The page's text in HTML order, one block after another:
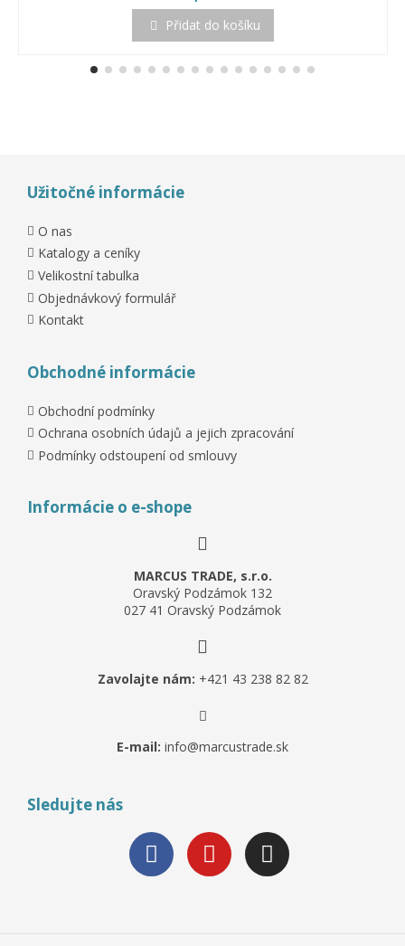
Přidat do košíku
Užitočné informácie
O nas
Katalogy a ceníky
Velikostní tabulka
Objednávkový formulář
Kontakt
Obchodné informácie
Obchodní podmínky
Ochrana osobních údajů a jejich zpracování
Podmínky odstoupení od smlouvy
Informácie o e-shope
MARCUS TRADE, s.r.o.
Oravský Podzámok 132
027 41 Oravský Podzámok
Zavolajte nám: +421 43 238 82 82
E-mail: info@marcustrade.sk
Sledujte nás